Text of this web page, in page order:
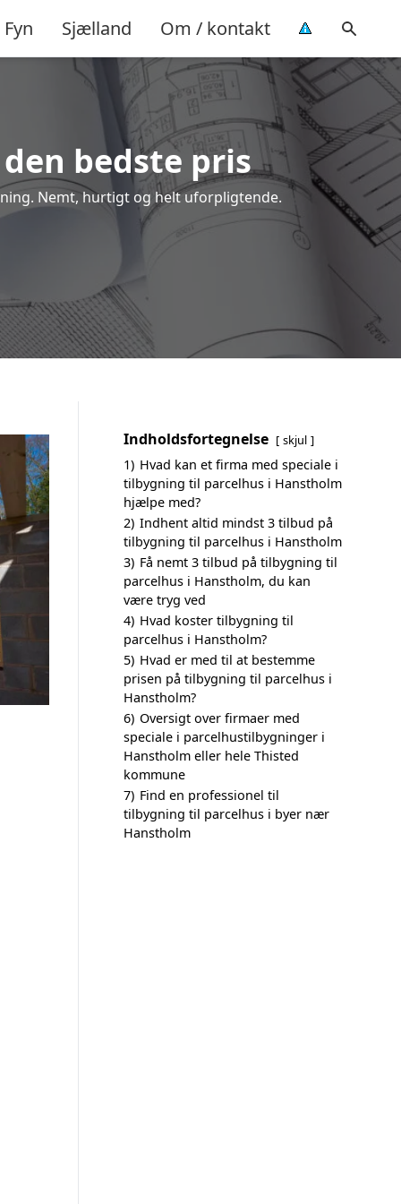
Fyn Sjælland Om / kontakt
bedste pris
Nemt, hurtigt og helt uforpligtende.
Indholdsfortegnelse skjul
1) Hvad kan et firma med speciale i
tilbygning til parcelhus i Hanstholm
hjælpe med?
2) Indhent altid mindst 3 tilbud på
tilbygning til parcelhus i Hanstholm
3) Få nemt 3 tilbud på tilbygning til
parcelhus i Hanstholm, du kan
være tryg ved
4) Hvad koster tilbygning til
parcelhus i Hanstholm?
5) Hvad er med til at bestemme
prisen på tilbygning til parcelhus i
Hanstholm?
6) Oversigt over firmaer med
speciale i parcelhustilbygninger i
Hanstholm eller hele Thisted
kommune
7) Find en professionel til
tilbygning til parcelhus i byer nær
Hanstholm